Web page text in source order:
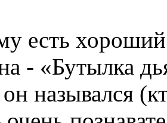
есть
- «Бутылка
назывался